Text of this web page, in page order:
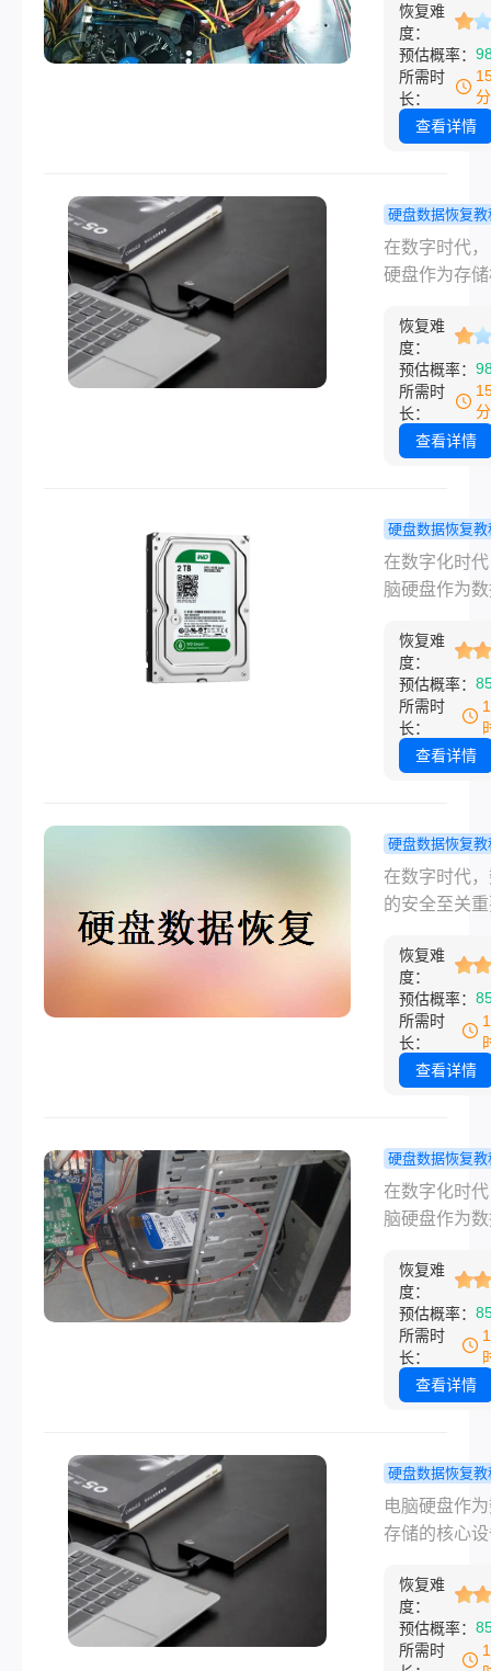
讨电脑硬盘
的数据恢复
包括初步诊
救尝试、专
以及预防措
南。
料！
时，我们最
往往不是设
身，而是存
盘中的重要
——工作文档
要硬盘本身
理损坏，绝
情况下都能
出数据。
恢复难
度：
预估概率：
所需时
长：
查看详情
硬盘数据恢复教
脑硬盘坏了
把数据弄出
回！
在数字时代
硬盘作为存
工作文档、
片、视频回
重要资料。
硬盘并非坚
摧，它们可
操作而突然
导致数据丢
么电脑硬盘
么把数据弄
呢？本文将
讨几种实用
恢复策略，
在硬盘故障
能地挽回宝
据。
恢复难
度：
预估概率：
所需时
长：
查看详情
硬盘数据恢复教
脑硬盘如何
恢复？这几
在数字化时
脑硬盘作为
数据安全尤
要。然而，
失的情况时
生，如误删
式化、病毒
何数据恢复
法，帮助您
对数据丢失
扰。
恢复难
度：
预估概率：
所需时
长：
查看详情
硬盘数据恢复教
脑硬盘损坏
的数据如何
速恢复数据
在数字时代
的安全至关
故障，数据
风险随之增
么电脑硬盘
面的数据如
呢？本文将
骤，帮助您
度地找回宝
息。
恢复难
度：
预估概率：
所需时
长：
查看详情
硬盘数据恢复教
脑硬盘坏了
恢复数据？
据！
在数字化时
脑硬盘作为
载着我们的
料、个人照
频回忆等重
息。然而，
障却时有发
面对硬盘损
境，我们并
无策。本文
介绍电脑硬
怎么恢复数
法，帮助您
挽回宝贵的
恢复难
度：
预估概率：
所需时
长：
查看详情
硬盘数据恢复教
脑硬盘怎么
数据文件？
下!！
电脑硬盘作
存储的核心
重要信息。
由于各种原
误删除、病
恢复难
度：
预估概率：
所需时